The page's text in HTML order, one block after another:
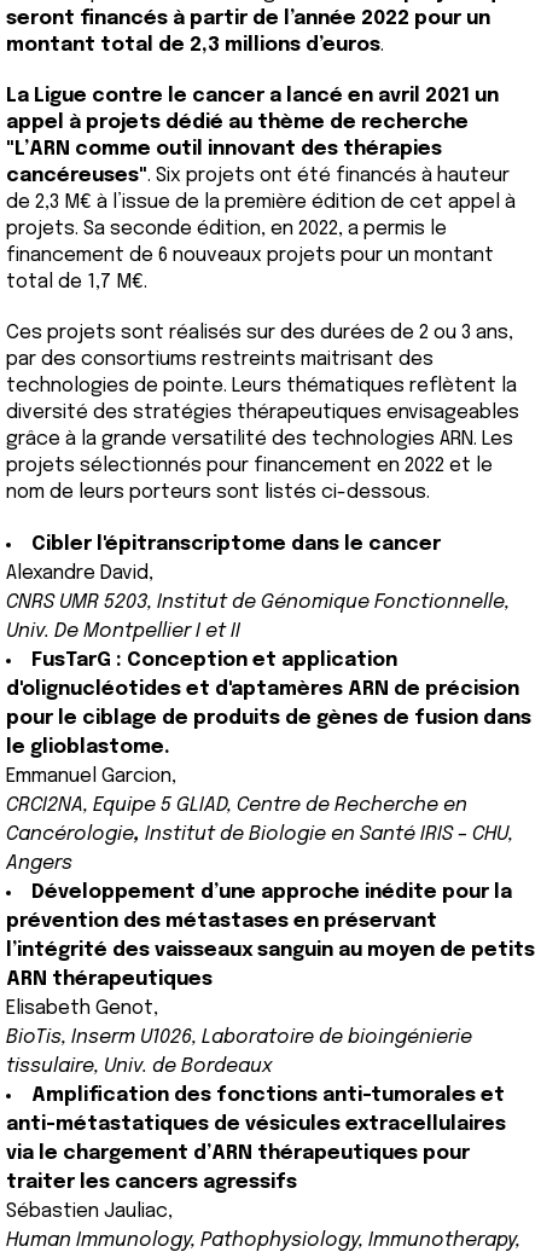
seront financés à partir de l’année 2022 pour un
montant total de 2,3 millions d’euros.
La Ligue contre le cancer a lancé en avril 2021 un
appel à projets dédié au thème de recherche
"L’ARN comme outil innovant des thérapies
cancéreuses". Six projets ont été financés à hauteur
de 2,3 M€ à l’issue de la première édition de cet appel à
projets. Sa seconde édition, en 2022, a permis le
financement de 6 nouveaux projets pour un montant
total de 1,7 M€.
Ces projets sont réalisés sur des durées de 2 ou 3 ans,
par des consortiums restreints maitrisant des
technologies de pointe. Leurs thématiques reflètent la
diversité des stratégies thérapeutiques envisageables
grâce à la grande versatilité des technologies ARN. Les
projets sélectionnés pour financement en 2022 et le
nom de leurs porteurs sont listés ci-dessous.
Cibler l'épitranscriptome dans le cancer
Alexandre David,
CNRS UMR 5203, Institut de Génomique Fonctionnelle,
Univ. De Montpellier I et II
FusTarG : Conception et application
d'olignucléotides et d'aptamères ARN de précision
pour le ciblage de produits de gènes de fusion dans
le glioblastome.
Emmanuel Garcion,
CRCI2NA, Equipe 5 GLIAD, Centre de Recherche en
Cancérologie, Institut de Biologie en Santé IRIS – CHU,
Angers
Développement d’une approche inédite pour la
prévention des métastases en préservant
l’intégrité des vaisseaux sanguin au moyen de petits
ARN thérapeutiques
Elisabeth Genot,
BioTis, Inserm U1026, Laboratoire de bioingénierie
tissulaire, Univ. de Bordeaux
Amplification des fonctions anti-tumorales et
anti-métastatiques de vésicules extracellulaires
via le chargement d’ARN thérapeutiques pour
traiter les cancers agressifs
Sébastien Jauliac,
Human Immunology, Pathophysiology, Immunotherapy,